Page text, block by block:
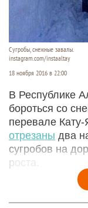
Сугробы, снежные завалы.
instagram.com/instaaltay
18 ноября 2016 в 22:00
В Республике
бороться со
перевале
отрезаны два
сугробов на
роста.